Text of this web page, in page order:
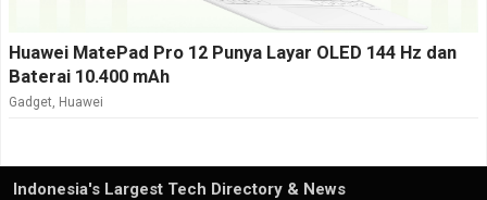
Huawei MatePad Pro 12 Punya Layar OLED 144 Hz dan
Baterai 10.400 mAh
Gadget, Huawei
Indonesia's Largest Tech Directory & News